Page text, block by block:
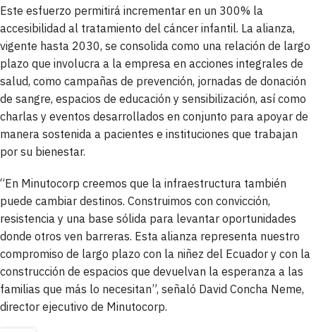
Este esfuerzo permitirá incrementar en un 300% la
accesibilidad al tratamiento del cáncer infantil. La alianza,
vigente hasta 2030, se consolida como una relación de largo
plazo que involucra a la empresa en acciones integrales de
salud, como campañas de prevención, jornadas de donación
de sangre, espacios de educación y sensibilización, así como
charlas y eventos desarrollados en conjunto para apoyar de
manera sostenida a pacientes e instituciones que trabajan
por su bienestar.
“En Minutocorp creemos que la infraestructura también
puede cambiar destinos. Construimos con convicción,
resistencia y una base sólida para levantar oportunidades
donde otros ven barreras. Esta alianza representa nuestro
compromiso de largo plazo con la niñez del Ecuador y con la
construcción de espacios que devuelvan la esperanza a las
familias que más lo necesitan”, señaló David Concha Neme,
director ejecutivo de Minutocorp.